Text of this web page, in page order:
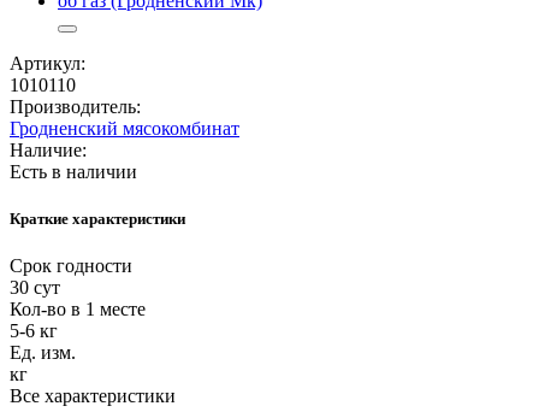
Артикул:
1010110
Производитель:
Гродненский мясокомбинат
Наличие:
Есть в наличии
Краткие характеристики
Срок годности
30 сут
Кол-во в 1 месте
5-6 кг
Ед. изм.
кг
Все характеристики